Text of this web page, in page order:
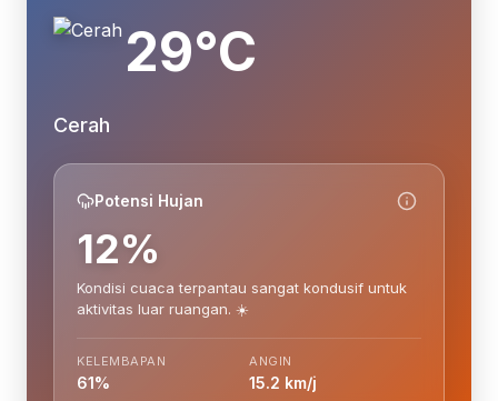
29°C
Cerah
Potensi Hujan
12%
Kondisi cuaca terpantau sangat kondusif untuk
aktivitas luar ruangan. ☀️
KELEMBAPAN
61%
ANGIN
15.2 km/j